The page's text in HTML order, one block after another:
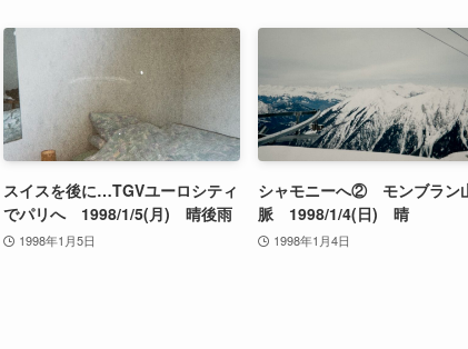
スイスを後に…TGVユーロシティ
でパリへ 1998/1/5(月) 晴後雨
1998年1月5日
シャモニーへ② モンブラン
脈 1998/1/4(日) 晴
1998年1月4日